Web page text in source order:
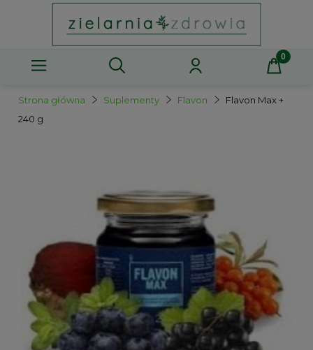
Strona główna Suplementy Flavon
Flavon Max +
240 g